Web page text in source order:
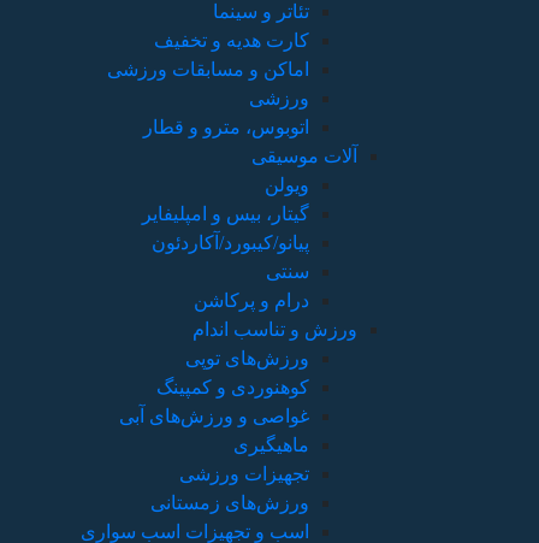
تئاتر و سینما
کارت هدیه و تخفیف
اماکن و مسابقات ورزشی
ورزشی
اتوبوس، مترو و قطار
آلات موسیقی
ویولن
گیتار، بیس و امپلیفایر
پیانو/کیبورد/آکاردئون
سنتی
درام و پرکاشن
ورزش و تناسب اندام
ورزش‌های توپی
کوهنوردی و کمپینگ
غواصی و ورزش‌های آبی
ماهیگیری
تجهیزات ورزشی
ورزش‌های زمستانی
اسب و تجهیزات اسب سواری